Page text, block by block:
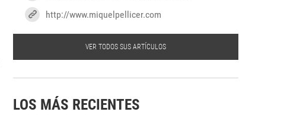
http://www.miquelpellicer.com
VER TODOS SUS ARTÍCULOS
LOS MÁS RECIENTES